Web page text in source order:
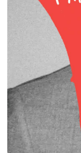
О нас
Авторы